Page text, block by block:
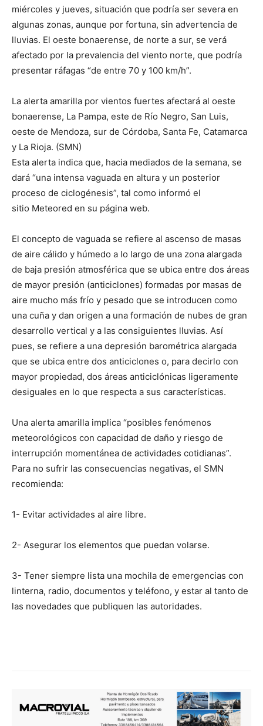
miércoles y jueves, situación que podría ser severa en
algunas zonas, aunque por fortuna, sin advertencia de
lluvias. El oeste bonaerense, de norte a sur, se verá
afectado por la prevalencia del viento norte, que podría
presentar ráfagas “de entre 70 y 100 km/h”.
La alerta amarilla por vientos fuertes afectará al oeste
bonaerense, La Pampa, este de Río Negro, San Luis,
oeste de Mendoza, sur de Córdoba, Santa Fe, Catamarca
y La Rioja. (SMN)
Esta alerta indica que, hacia mediados de la semana, se
dará “una intensa vaguada en altura y un posterior
proceso de ciclogénesis”, tal como informó el
sitio Meteored en su página web.
El concepto de vaguada se refiere al ascenso de masas
de aire cálido y húmedo a lo largo de una zona alargada
de baja presión atmosférica que se ubica entre dos áreas
de mayor presión (anticiclones) formadas por masas de
aire mucho más frío y pesado que se introducen como
una cuña y dan origen a una formación de nubes de gran
desarrollo vertical y a las consiguientes lluvias. Así
pues, se refiere a una depresión barométrica alargada
que se ubica entre dos anticiclones o, para decirlo con
mayor propiedad, dos áreas anticiclónicas ligeramente
desiguales en lo que respecta a sus características.
Una alerta amarilla implica “posibles fenómenos
meteorológicos con capacidad de daño y riesgo de
interrupción momentánea de actividades cotidianas”.
Para no sufrir las consecuencias negativas, el SMN
recomienda:
1- Evitar actividades al aire libre.
2- Asegurar los elementos que puedan volarse.
3- Tener siempre lista una mochila de emergencias con
linterna, radio, documentos y teléfono, y estar al tanto de
las novedades que publiquen las autoridades.